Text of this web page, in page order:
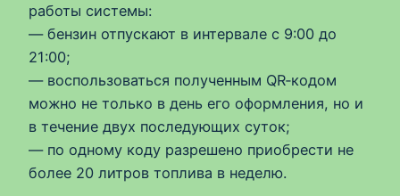
работы системы:
— бензин отпускают в интервале с 9:00 до
21:00;
— воспользоваться полученным QR‑кодом
можно не только в день его оформления, но и
в течение двух последующих суток;
— по одному коду разрешено приобрести не
более 20 литров топлива в неделю.